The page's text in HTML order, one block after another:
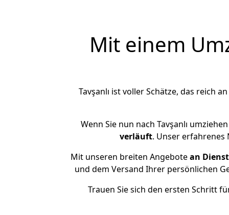
Mit einem
Tavşanlı ist voller Schätze, das reich
Wenn Sie nun nach Tavşanlı
verläuft. Unser erfahrenes
Mit unseren breiten Angebotean
und dem Versand Ihrer persönlichen
Trauen Sie sich den ersten Schritt